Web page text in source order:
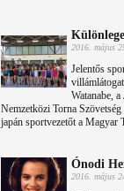
2016. május
Jelentős
Watanabe,
Nemzetközi Torna
japán sportvezetőt a Magyar
Ónodi
2016. május